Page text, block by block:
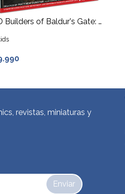
D&D Builders of Baldur's Gate: Board Game
revistas, miniaturas y
Enviar